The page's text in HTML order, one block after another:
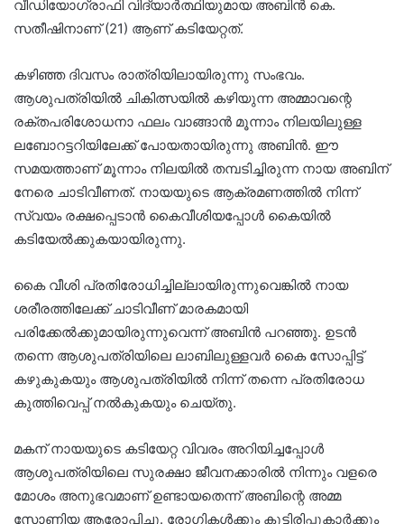
വീഡിയോഗ്രാഫി വിദ്യാർത്ഥിയുമായ അബിൻ കെ.
സതീഷിനാണ് (21) ആണ് കടിയേറ്റത്.
കഴിഞ്ഞ ദിവസം രാത്രിയിലായിരുന്നു സംഭവം.
ആശുപത്രിയിൽ ചികിത്സയിൽ കഴിയുന്ന അമ്മാവന്റെ
രക്തപരിശോധനാ ഫലം വാങ്ങാൻ മൂന്നാം നിലയിലുള്ള
ലബോറട്ടറിയിലേക്ക് പോയതായിരുന്നു അബിൻ. ഈ
സമയത്താണ് മൂന്നാം നിലയിൽ തമ്പടിച്ചിരുന്ന നായ അബിന്
നേരെ ചാടിവീണത്. നായയുടെ ആക്രമണത്തിൽ നിന്ന്
സ്വയം രക്ഷപ്പെടാൻ കൈവീശിയപ്പോൾ കൈയിൽ
കടിയേൽക്കുകയായിരുന്നു.
കൈ വീശി പ്രതിരോധിച്ചില്ലായിരുന്നുവെങ്കിൽ നായ
ശരീരത്തിലേക്ക് ചാടിവീണ് മാരകമായി
പരിക്കേൽക്കുമായിരുന്നുവെന്ന് അബിൻ പറഞ്ഞു. ഉടൻ
തന്നെ ആശുപത്രിയിലെ ലാബിലുള്ളവർ കൈ സോപ്പിട്ട്
കഴുകുകയും ആശുപത്രിയിൽ നിന്ന് തന്നെ പ്രതിരോധ
കുത്തിവെപ്പ് നൽകുകയും ചെയ്തു.
മകന് നായയുടെ കടിയേറ്റ വിവരം അറിയിച്ചപ്പോൾ
ആശുപത്രിയിലെ സുരക്ഷാ ജീവനക്കാരിൽ നിന്നും വളരെ
മോശം അനുഭവമാണ് ഉണ്ടായതെന്ന് അബിന്റെ അമ്മ
സോണിയ ആരോപിച്ചു. രോഗികൾക്കും കൂട്ടിരിപ്പുകാർക്കും